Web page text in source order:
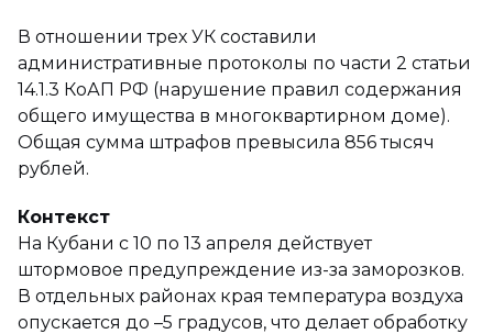
В отношении трех УК составили
административные протоколы по части 2 статьи
14.1.3 КоАП РФ (нарушение правил содержания
общего имущества в многоквартирном доме).
Общая сумма штрафов превысила 856 тысяч
рублей.
Контекст
На Кубани с 10 по 13 апреля действует
штормовое предупреждение из-за заморозков.
В отдельных районах края температура воздуха
опускается до –5 градусов, что делает обработку